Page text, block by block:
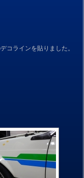
コラインを貼りました。